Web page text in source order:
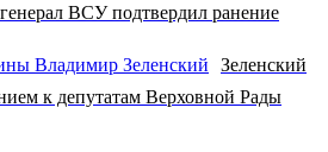
ВСУ подтвердил ранение
Зеленский
к депутатам Верховной Рады